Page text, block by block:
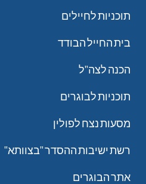
תוכניות לחיילים
בית החייל הבודד
הכנה לצה"ל
תוכניות לבוגרים
מסעות נצח לפולין
רשת ישיבות ההסדר "בצוותא"
אתר הבוגרים